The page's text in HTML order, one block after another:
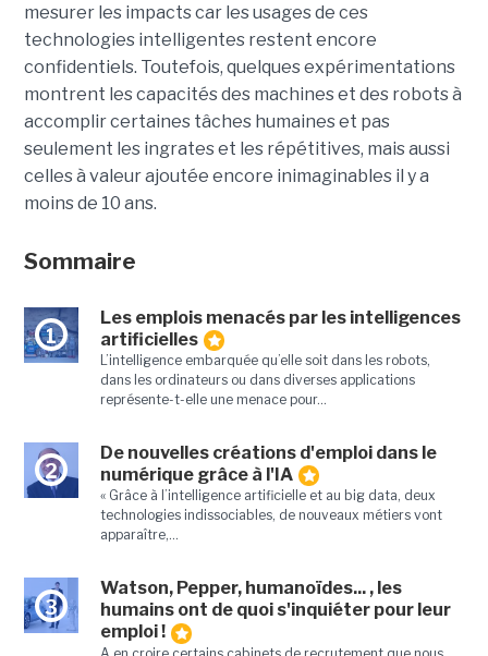
mesurer les impacts car les usages de ces
technologies intelligentes restent encore
confidentiels. Toutefois, quelques expérimentations
montrent les capacités des machines et des robots à
accomplir certaines tâches humaines et pas
seulement les ingrates et les répétitives, mais aussi
celles à valeur ajoutée encore inimaginables il y a
moins de 10 ans.
Sommaire
1
Les emplois menacés par les intelligences
artificielles
L’intelligence embarquée qu’elle soit dans les robots,
dans les ordinateurs ou dans diverses applications
représente-t-elle une menace pour...
2
De nouvelles créations d'emploi dans le
numérique grâce à l'IA
« Grâce à l’intelligence artificielle et au big data, deux
technologies indissociables, de nouveaux métiers vont
apparaître,...
3
Watson, Pepper, humanoïdes... , les
humains ont de quoi s'inquiéter pour leur
emploi !